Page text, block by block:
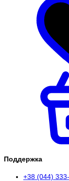
Поддержка
+38 (044)